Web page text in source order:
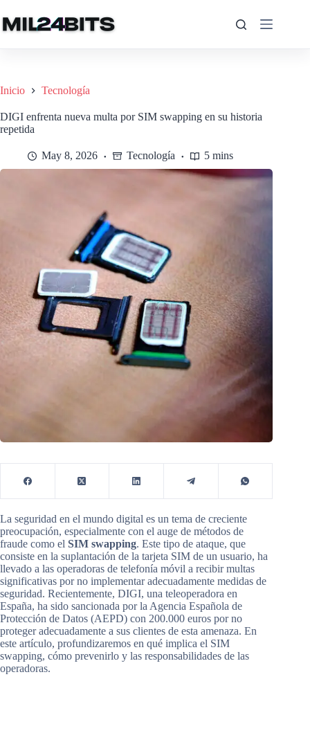
al
contenido
Inicio Tecnología
DIGI enfrenta nueva multa por SIM swapping en su historia
repetida
May 8, 2026 Tecnología 5 mins
La seguridad en el mundo digital es un tema de creciente
preocupación, especialmente con el auge de métodos de
fraude como el SIM swapping. Este tipo de ataque, que
consiste en la suplantación de la tarjeta SIM de un usuario, ha
llevado a las operadoras de telefonía móvil a recibir multas
significativas por no implementar adecuadamente medidas de
seguridad. Recientemente, DIGI, una teleoperadora en
España, ha sido sancionada por la Agencia Española de
Protección de Datos (AEPD) con 200.000 euros por no
proteger adecuadamente a sus clientes de esta amenaza. En
este artículo, profundizaremos en qué implica el SIM
swapping, cómo prevenirlo y las responsabilidades de las
operadoras.